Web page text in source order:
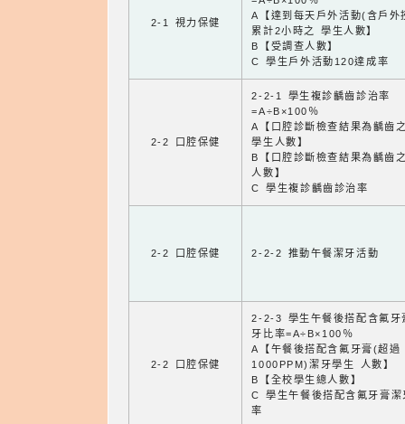
2-1 視力保健
A【達到每天戶外活動(含戶外
累計2小時之 學生人數】
B【受調查人數】
C 學生戶外活動120達成率
2-2 口腔保健
2-2-1 學生複診齲齒診治率
=A÷B×100％
A【口腔診斷檢查結果為齲齒
學生人數】
B【口腔診斷檢查結果為齲齒
人數】
C 學生複診齲齒診治率
2-2 口腔保健 2-2-2 推動午餐潔牙活動
2-2 口腔保健
2-2-3 學生午餐後搭配含氟牙
牙比率=A÷B×100％
A【午餐後搭配含氟牙膏(超過
1000PPM)潔牙學生 人數】
B【全校學生總人數】
C 學生午餐後搭配含氟牙膏潔
率